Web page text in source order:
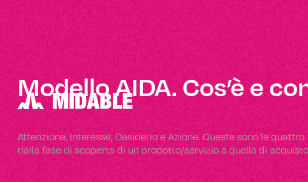
Modello AIDA. Cos’è e
Attenzione, Interesse, Desiderio e Azione. Queste sono le
dalla fase di scoperta di un prodotto/servizio a quella di